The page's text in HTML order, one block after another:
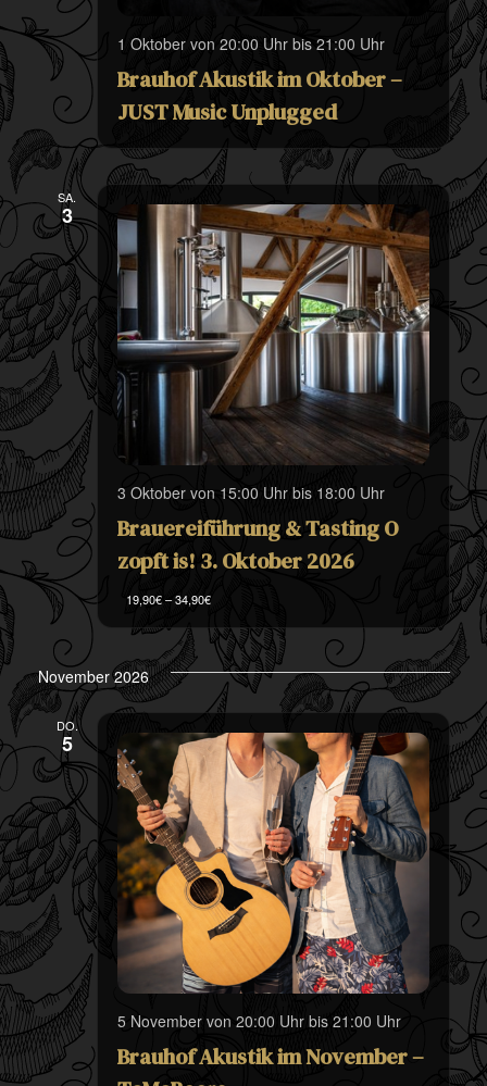
Brauhof Akustik im Oktober –
JUST Music Unplugged
1 Oktober von 20:00 Uhrbis 21:00 Uhr
SA.
3
Brauereiführung & Tasting O
zopft is! 3. Oktober 2026
3 Oktober von 15:00 Uhrbis 18:00 Uhr
19,90€ – 34,90€
November 2026
DO.
5
Brauhof Akustik im November –
5 November von 20:00 Uhrbis 21:00 Uhr